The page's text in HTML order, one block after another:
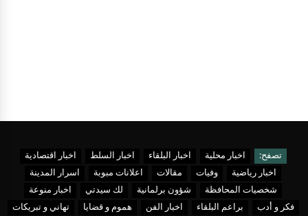
تصفح: اخبار محلية اخبار البلقاء اخبار السلط
اخبار اقتصادية
اخبار رياضية
وفيات مقالات اعلانات مبوبة
اسرار المدينة
شخصيات المحافظة
شؤون برلمانية لك سيدتي
اخبار منوعة
فكر و أدب
براعم البلقاء اخبار الفن هموم و قضايا تهاني و تبريكات